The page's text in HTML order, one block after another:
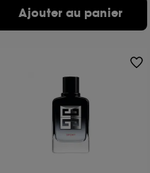
Ajouter au panier